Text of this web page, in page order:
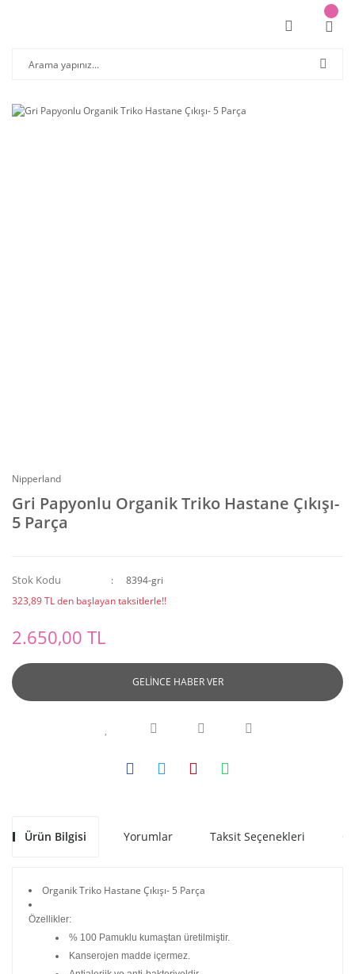
Nipperland
Gri Papyonlu Organik Triko Hastane Çıkışı-
5 Parça
Stok Kodu
8394-gri
323,89 TL den başlayan taksitlerle!!
2.650,00 TL
GELİNCE HABER VER
Ürün Bilgisi Yorumlar Taksit Seçenekleri
Organik Triko Hastane Çıkışı- 5 Parça
Özellikler:
% 100 Pamuklu kumaştan üretilmiştir.
Kanserojen madde içermez.